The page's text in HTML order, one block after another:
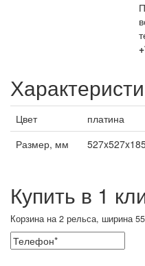
Цвет
платина
Размер, мм
Купить в 1
Корзина на 2 рельса, ширина